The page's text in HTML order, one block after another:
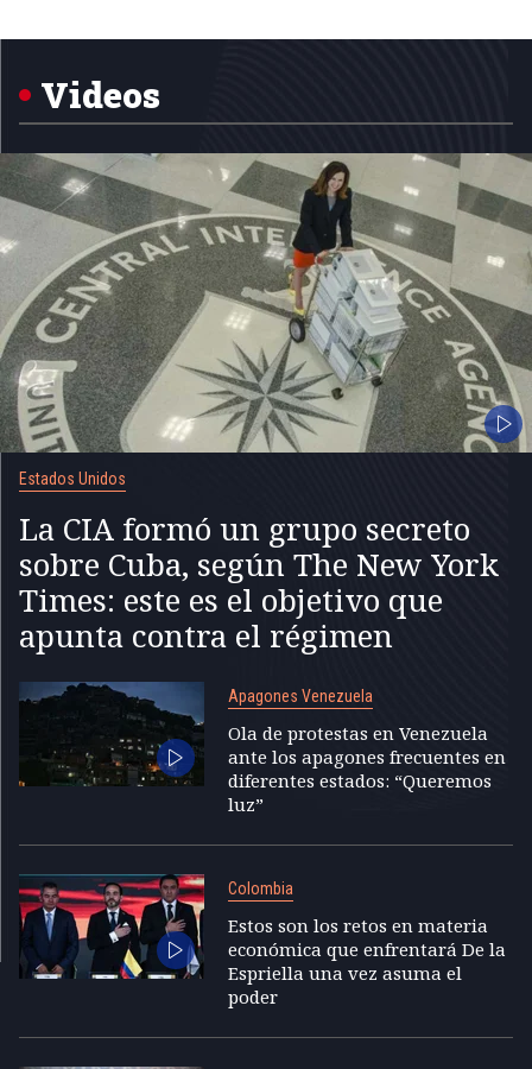
Videos
Estados Unidos
La CIA formó un grupo secreto
sobre Cuba, según The New York
Times: este es el objetivo que
apunta contra el régimen
Apagones Venezuela
Ola de protestas en Venezuela
ante los apagones frecuentes en
diferentes estados: “Queremos
luz”
Colombia
Estos son los retos en materia
económica que enfrentará De la
Espriella una vez asuma el
poder